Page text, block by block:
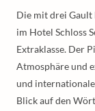
Die mit drei Gault
im Hotel Schloss
Extraklasse. Der
Atmosphäre und
und
Blick auf den